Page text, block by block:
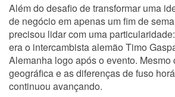
Além do desafio de transformar uma
de negócio em apenas um fim de
precisou lidar com uma
era o intercambista alemão Timo
Alemanha logo após o evento. Mesmo
geográfica e as diferenças de fuso
continuou avançando.